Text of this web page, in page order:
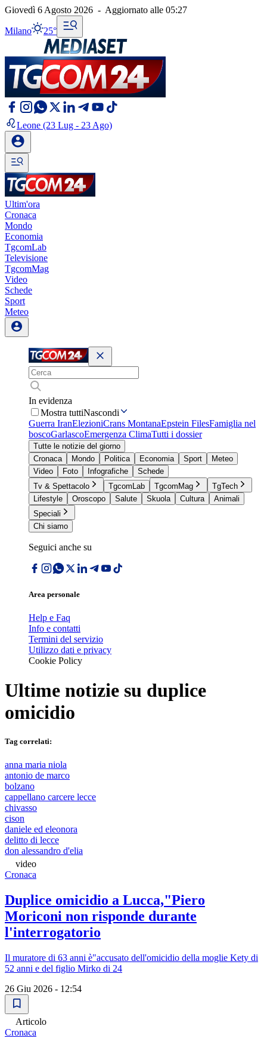
Giovedì 6 Agosto 2026 - Aggiornato alle 05:27
Milano 25°
Leone (23 Lug - 23 Ago)
Ultim'ora
Cronaca
Mondo
Economia
TgcomLab
Televisione
TgcomMag
Video
Schede
Sport
Meteo
In evidenza
Mostra tuttiNascondi
Guerra IranElezioniCrans MontanaEpstein FilesFamiglia nel
boscoGarlascoEmergenza ClimaTutti i dossier
Tutte le notizie del giorno
Cronaca
Mondo Politica Economia Sport
Meteo
Video
Foto Infografiche
Schede
Tv & Spettacolo
TgcomLab TgcomMag
TgTech
Lifestyle
Oroscopo Salute Skuola Cultura
Animali
Speciali
Chi siamo
Seguici anche su
Area personale
Help e Faq
Info e contatti
Termini del servizio
Utilizzo dati e privacy
Cookie Policy
Ultime notizie su duplice
omicidio
Tag correlati:
anna maria niola
antonio de marco
bolzano
cappellano carcere lecce
chivasso
cison
daniele ed eleonora
delitto di lecce
don alessandro d'elia
video
Cronaca
Duplice omicidio a Lucca,"Piero
Moriconi non risponde durante
l'interrogatorio
Il muratore di 63 anni è"accusato dell'omicidio della moglie Kety di
52 anni e del figlio Mirko di 24
26 Giu 2026 - 12:54
Articolo
Cronaca